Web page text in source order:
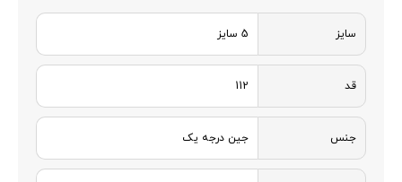
سایز 5 سایز
قد 112
جنس جین درجه یک